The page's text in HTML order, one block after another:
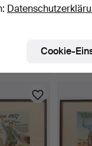
BO
Cookie-